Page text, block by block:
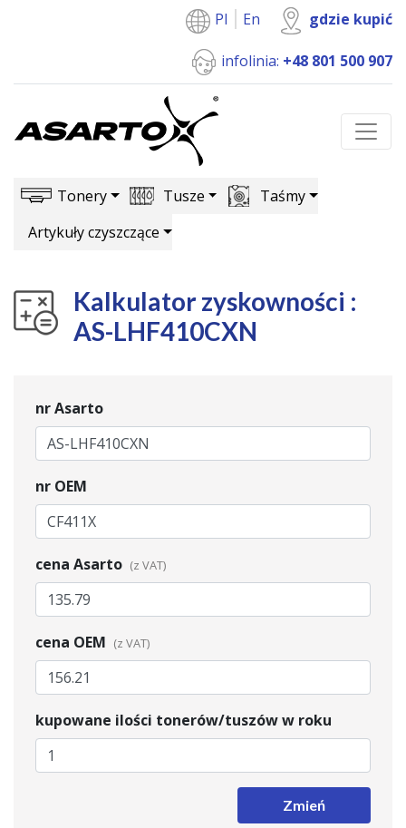
Pl En gdzie kupić
infolinia: +48 801 500 907
Tonery Tusze
Taśmy
Artykuły czyszczące
Kalkulator zyskowności :
AS-LHF410CXN
nr Asarto
nr OEM
cena Asarto
cena OEM
kupowane ilości tonerów/tuszów w roku
Zmień